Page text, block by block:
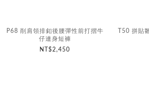
P68 削肩領排釦後腰彈性前打摺牛
仔連身短褲
NT$2,450
T50 拼貼